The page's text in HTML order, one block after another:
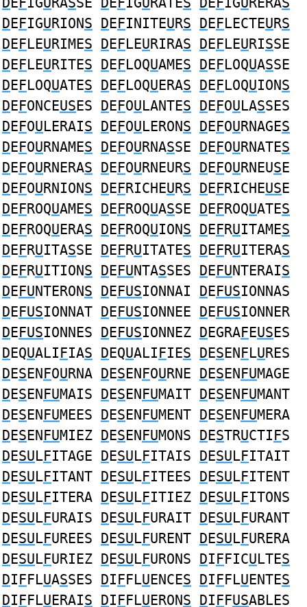
DEFIGURIONS DEFINITEURS DEFLECTEURS
DEFLEURIMES DEFLEURIRAS DEFLEURISSE
DEFLEURITES DEFLOQUAMES DEFLOQUASSE
DEFLOQUATES DEFLOQUERAS DEFLOQUIONS
DEFONCEUSES DEFOULANTES DEFOULASSES
DEFOULERAIS DEFOULERONS DEFOURNAGES
DEFOURNAMES DEFOURNASSE DEFOURNATES
DEFOURNERAS DEFOURNEURS DEFOURNEUSE
DEFOURNIONS DEFRICHEURS DEFRICHEUSE
DEFROQUAMES DEFROQUASSE DEFROQUATES
DEFROQUERAS DEFROQUIONS DEFRUITAMES
DEFRUITASSE DEFRUITATES DEFRUITERAS
DEFRUITIONS DEFUNTASSES DEFUNTERAIS
DEFUNTERONS DEFUSIONNAI DEFUSIONNAS
DEFUSIONNAT DEFUSIONNEE DEFUSIONNER
DEFUSIONNES DEFUSIONNEZ DEGRAFEUSES
DEQUALIFIAS DEQUALIFIES DESENFLURES
DESENFOURNA DESENFOURNE DESENFUMAGE
DESENFUMAIS DESENFUMAIT DESENFUMANT
DESENFUMEES DESENFUMENT DESENFUMERA
DESENFUMIEZ DESENFUMONS DESTRUCTIFS
DESULFITAGE DESULFITAIS DESULFITAIT
DESULFITANT DESULFITEES DESULFITENT
DESULFITERA DESULFITIEZ DESULFITONS
DESULFURAIS DESULFURAIT DESULFURANT
DESULFUREES DESULFURENT DESULFURERA
DESULFURIEZ DESULFURONS DIFFICULTES
DIFFLUASSES DIFFLUENCES DIFFLUENTES
DIFFLUERAIS DIFFLUERONS DIFFUSABLES